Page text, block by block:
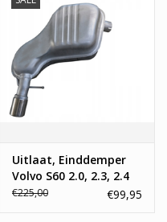
Uitlaat, Einddemper
Volvo S60 2.0, 2.3, 2.4
€225,00 €99,95